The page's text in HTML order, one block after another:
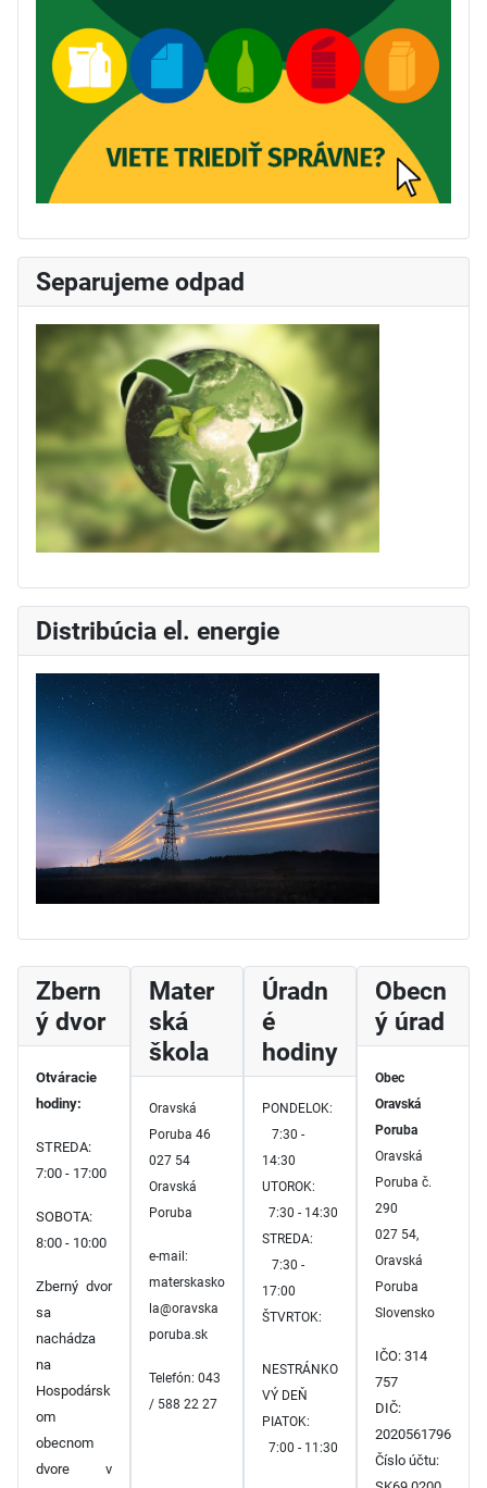
Separujeme odpad
Distribúcia el. energie
Zbern
ý dvor
Otváracie
hodiny:
STREDA:
7:00 - 17:00
SOBOTA:
8:00 - 10:00
Zberný dvor
sa
nachádza
na
Hospodársk
om
obecnom
dvore v
Mater
ská
škola
Oravská
Poruba 46
027 54
Oravská
Poruba
e-mail:
materskasko
la@oravska
poruba.sk
Telefón: 043
/ 588 22 27
Úradn
é
hodiny
PONDELOK:
7:30 -
14:30
UTOROK:
7:30 - 14:30
STREDA:
7:30 -
17:00
ŠTVRTOK:
NESTRÁNKO
VÝ DEŇ
PIATOK:
7:00 - 11:30
Obecn
ý úrad
Obec
Oravská
Poruba
Oravská
Poruba č.
290
027 54,
Oravská
Poruba
Slovensko
IČO: 314
757
DIČ:
2020561796
Číslo účtu: